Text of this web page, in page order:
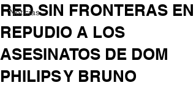
Noticias
RED SIN FRONTERAS EN
REPUDIO A LOS
ASESINATOS DE DOM
PHILIPS Y BRUNO